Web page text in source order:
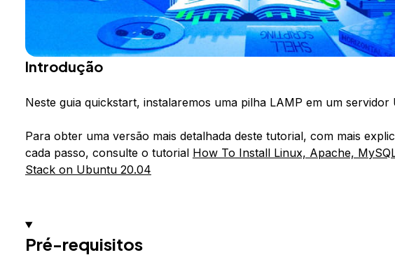
Introdução
Neste guia quickstart, instalaremos uma pilha LAMP em um servidor
Para obter uma versão mais detalhada deste tutorial, com mais
cada passo, consulte o tutorial How To Install Linux, Apache,
Stack on Ubuntu 20.04
Pré-requisitos